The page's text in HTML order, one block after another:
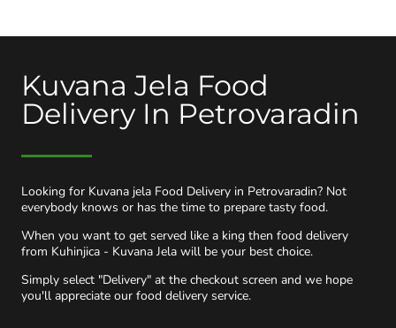
Kuvana Jela Food
Delivery In Petrovaradin
Looking for Kuvana jela Food Delivery in Petrovaradin? Not
everybody knows or has the time to prepare tasty food.
When you want to get served like a king then food delivery
from Kuhinjica - Kuvana Jela will be your best choice.
Simply select "Delivery" at the checkout screen and we hope
you'll appreciate our food delivery service.